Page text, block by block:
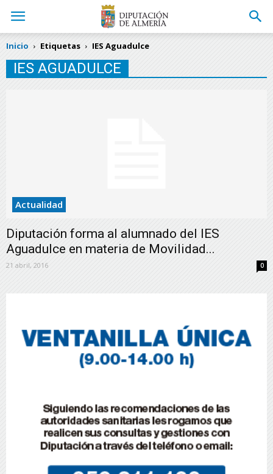
Inicio Etiquetas IES Aguadulce
IES AGUADULCE
Actualidad
Diputación forma al alumnado del IES
Aguadulce en materia de Movilidad...
21 abril, 2016 0